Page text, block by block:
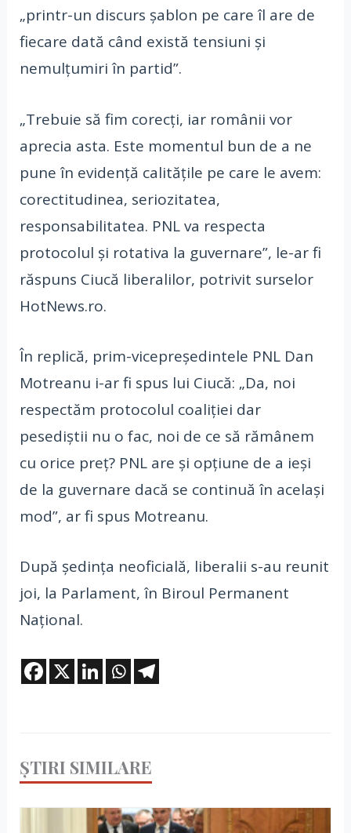
„printr-un discurs șablon pe care îl are de
fiecare dată când există tensiuni și
nemulțumiri în partid”.
„Trebuie să fim corecți, iar românii vor
aprecia asta. Este momentul bun de a ne
pune în evidență calitățile pe care le avem:
corectitudinea, seriozitatea,
responsabilitatea. PNL va respecta
protocolul și rotativa la guvernare”, le-ar fi
răspuns Ciucă liberalilor, potrivit surselor
HotNews.ro.
În replică, prim-vicepreședintele PNL Dan
Motreanu i-ar fi spus lui Ciucă: „Da, noi
respectăm protocolul coaliției dar
pesediștii nu o fac, noi de ce să rămânem
cu orice preț? PNL are și opțiune de a ieși
de la guvernare dacă se continuă în același
mod”, ar fi spus Motreanu.
După ședința neoficială, liberalii s-au reunit
joi, la Parlament, în Biroul Permanent
Național.
ȘTIRI SIMILARE